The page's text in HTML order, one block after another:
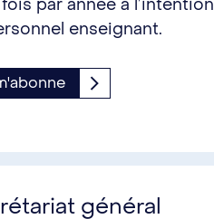
par année à l’intention
enseignant.
général